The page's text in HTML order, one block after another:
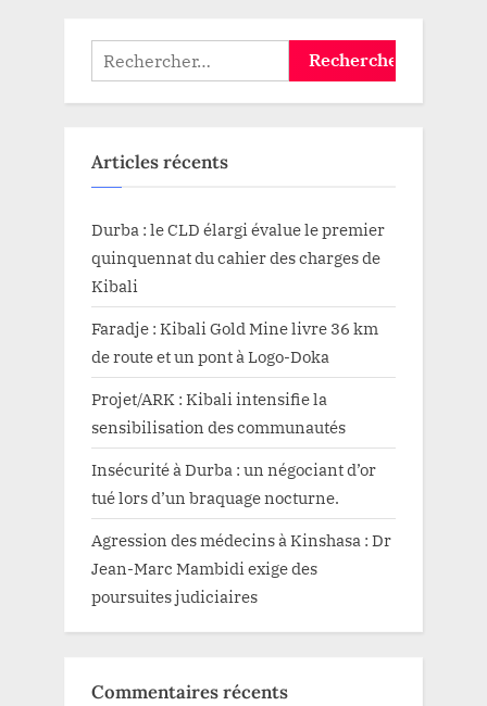
Rechercher :
Articles récents
Durba : le CLD élargi évalue le premier
quinquennat du cahier des charges de
Kibali
Faradje : Kibali Gold Mine livre 36 km
de route et un pont à Logo-Doka
Projet/ARK : Kibali intensifie la
sensibilisation des communautés
Insécurité à Durba : un négociant d’or
tué lors d’un braquage nocturne.
Agression des médecins à Kinshasa : Dr
Jean-Marc Mambidi exige des
poursuites judiciaires
Commentaires récents